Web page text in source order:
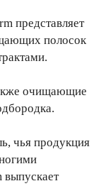
представляет
полосок
очищающие
чья продукция